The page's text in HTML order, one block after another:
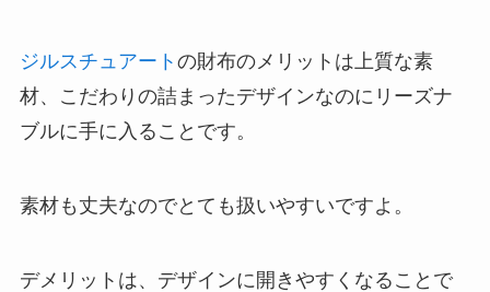
ジルスチュアート の財布のメリットは上質な素
材、こだわりの詰まったデザインなのにリーズナ
ブルに手に入ることです。
素材も丈夫なのでとても扱いやすいですよ。
デメリットは、デザインに開きやすくなることで